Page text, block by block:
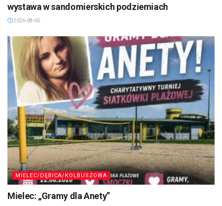
wystawa w sandomierskich podziemiach
2026-08-06
MIELEC/DĘBICA/KOLBUSZOWA
Mielec: „Gramy dla Anety”